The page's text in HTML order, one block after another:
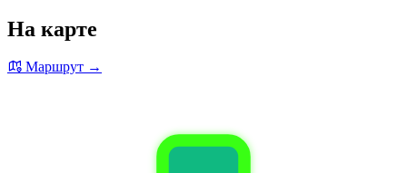
На карте
Маршрут →